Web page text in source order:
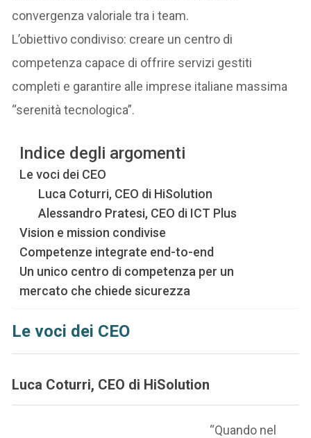
convergenza valoriale tra i team.
L’obiettivo condiviso: creare un centro di
competenza capace di offrire servizi gestiti
completi e garantire alle imprese italiane massima
“serenità tecnologica”.
Indice degli argomenti
Le voci dei CEO
Luca Coturri, CEO di HiSolution
Alessandro Pratesi, CEO di ICT Plus
Vision e mission condivise
Competenze integrate end-to-end
Un unico centro di competenza per un
mercato che chiede sicurezza
Le voci dei CEO
Luca Coturri, CEO di HiSolution
“Quando nel